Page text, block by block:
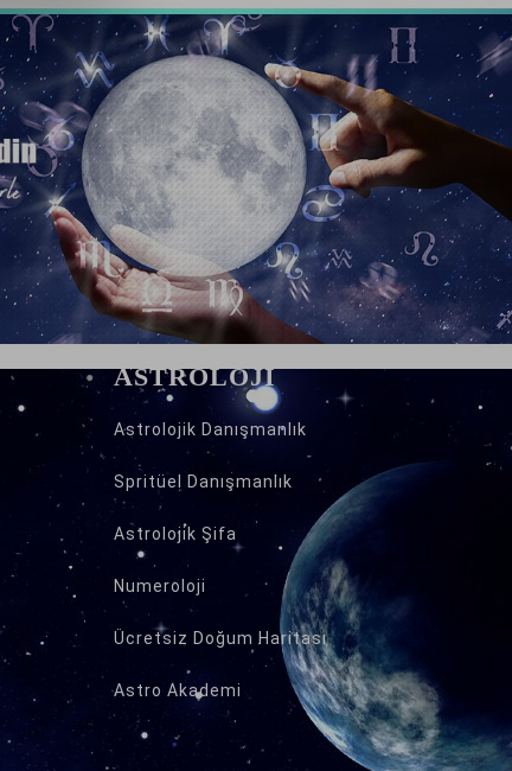
ASTROLOJİ
Astrolojik Danışmanlık
Spritüel Danışmanlık
Astrolojik Şifa
Numeroloji
Ücretsiz Doğum Haritası
Astro Akademi